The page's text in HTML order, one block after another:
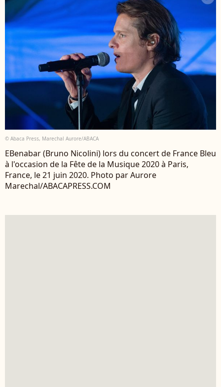
© Abaca Press, Marechal Aurore/ABACA
EBenabar (Bruno Nicolini) lors du concert de France Bleu
à l'occasion de la Fête de la Musique 2020 à Paris,
France, le 21 juin 2020. Photo par Aurore
Marechal/ABACAPRESS.COM